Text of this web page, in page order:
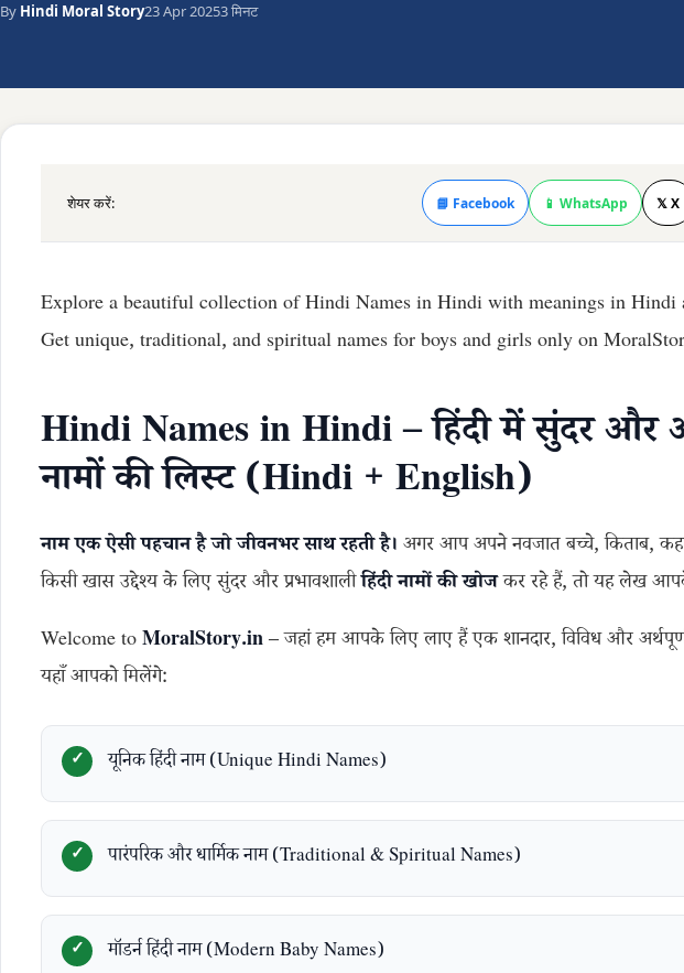
By Hindi Moral Story23 Apr 20253 मिनट
शेयर करें: 📘 Facebook 📱 WhatsApp 𝕏 X
Explore a beautiful collection of Hindi Names in Hindi with meanings in Hindi
Get unique, traditional, and spiritual names for boys and girls only on
Hindi Names in Hindi – हिंदी में सुंदर और
नामों की लिस्ट (Hindi + English)
नाम एक ऐसी पहचान है जो जीवनभर साथ रहती है। अगर आप अपने नवजात बच्चे, किताब,
किसी खास उद्देश्य के लिए सुंदर और प्रभावशालीहिंदी नामों की खोजकर रहे हैं, तो यह लेख
Welcome toMoralStory.in– जहां हम आपके लिए लाए हैं एक शानदार, विविध और
यहाँ आपको मिलेंगे:
यूनिक हिंदी नाम (Unique Hindi Names)
पारंपरिक और धार्मिक नाम (Traditional & Spiritual Names)
मॉडर्न हिंदी नाम (Modern Baby Names)